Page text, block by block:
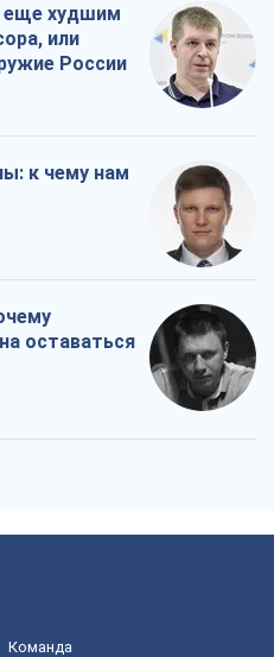
еще худшим
или
России
к чему нам
оставаться
Команда